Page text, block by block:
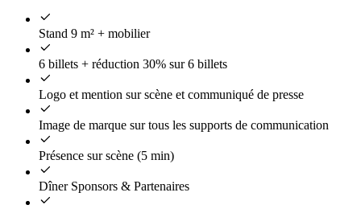
Stand 9 m² + mobilier
6 billets + réduction 30% sur 6 billets
Logo et mention sur scène et communiqué de presse
Image de marque sur tous les supports de communication
Présence sur scène (5 min)
Dîner Sponsors & Partenaires